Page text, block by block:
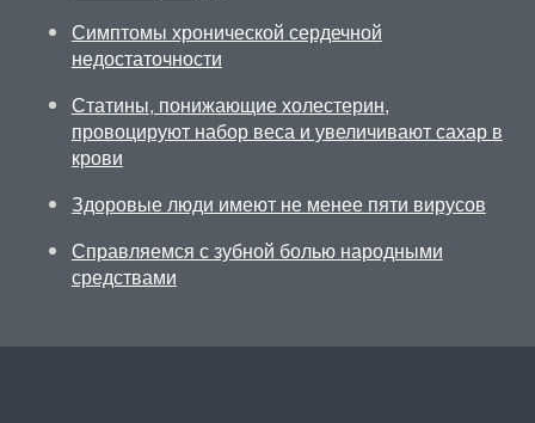
Симптомы хронической сердечной
недостаточности
Статины, понижающие холестерин,
провоцируют набор веса и увеличивают сахар в
крови
Здоровые люди имеют не менее пяти вирусов
Справляемся с зубной болью народными
средствами